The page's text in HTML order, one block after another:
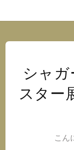
シャ
スタ
こん